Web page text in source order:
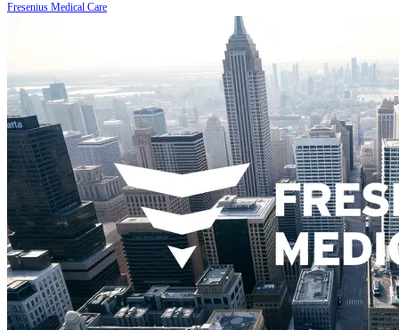
Fresenius Medical Care